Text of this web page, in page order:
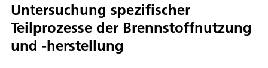
Untersuchung spezifischer
Teilprozesse der Brennstoffnutzung
und -herstellung